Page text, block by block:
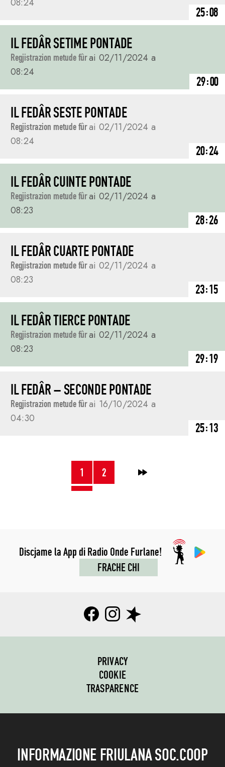
25:08
IL FEDÂR SETIME PONTADE
Regjistrazion metude fûrai 02/11/2024 a
08:24
29:00
IL FEDÂR SESTE PONTADE
Regjistrazion metude fûrai 02/11/2024 a
08:24
20:24
IL FEDÂR CUINTE PONTADE
Regjistrazion metude fûrai 02/11/2024 a
08:23
28:26
IL FEDÂR CUARTE PONTADE
Regjistrazion metude fûrai 02/11/2024 a
08:23
23:15
IL FEDÂR TIERCE PONTADE
Regjistrazion metude fûrai 02/11/2024 a
08:23
29:19
IL FEDÂR – SECONDE PONTADE
Regjistrazion metude fûrai 16/10/2024 a
04:30
25:13
NAVIGAZION 1 2 →
Discjame la App di Radio Onde Furlane!
FRACHE CHI
PRIVACY
COOKIE
TRASPARENCE
INFORMAZIONE FRIULANA SOC.COOP